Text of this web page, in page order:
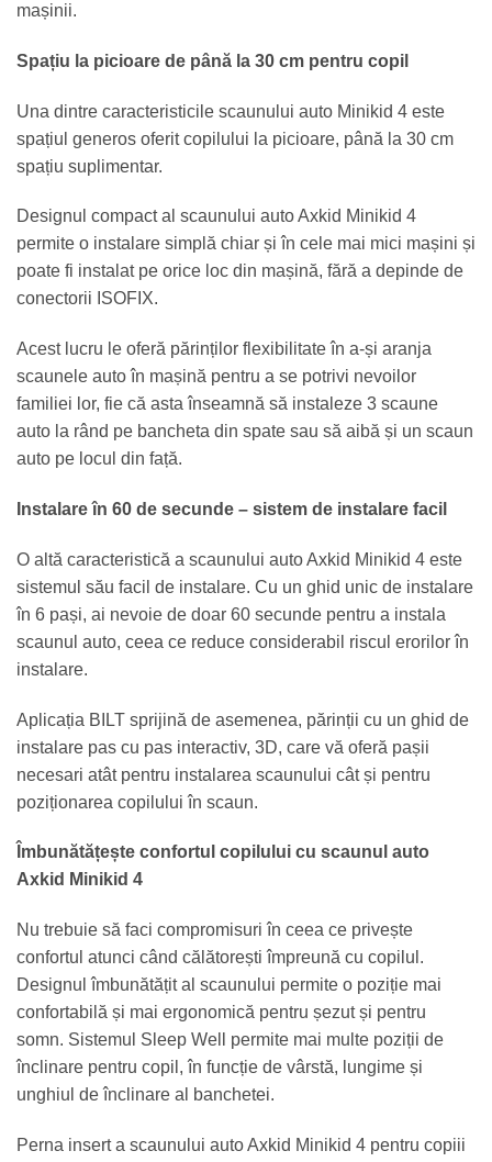
mașinii.
Spațiu la picioare de până la 30 cm pentru copil
Una dintre caracteristicile scaunului auto Minikid 4 este
spațiul generos oferit copilului la picioare, până la 30 cm
spațiu suplimentar.
Designul compact al scaunului auto Axkid Minikid 4
permite o instalare simplă chiar și în cele mai mici mașini și
poate fi instalat pe orice loc din mașină, fără a depinde de
conectorii ISOFIX.
Acest lucru le oferă părinților flexibilitate în a-și aranja
scaunele auto în mașină pentru a se potrivi nevoilor
familiei lor, fie că asta înseamnă să instaleze 3 scaune
auto la rând pe bancheta din spate sau să aibă și un scaun
auto pe locul din față.
Instalare în 60 de secunde – sistem de instalare facil
O altă caracteristică a scaunului auto Axkid Minikid 4 este
sistemul său facil de instalare. Cu un ghid unic de instalare
în 6 pași, ai nevoie de doar 60 secunde pentru a instala
scaunul auto, ceea ce reduce considerabil riscul erorilor în
instalare.
Aplicația BILT sprijină de asemenea, părinții cu un ghid de
instalare pas cu pas interactiv, 3D, care vă oferă pașii
necesari atât pentru instalarea scaunului cât și pentru
poziționarea copilului în scaun.
Îmbunătățește confortul copilului cu scaunul auto
Axkid Minikid 4
Nu trebuie să faci compromisuri în ceea ce privește
confortul atunci când călătorești împreună cu copilul.
Designul îmbunătățit al scaunului permite o poziție mai
confortabilă și mai ergonomică pentru șezut și pentru
somn. Sistemul Sleep Well permite mai multe poziții de
înclinare pentru copil, în funcție de vârstă, lungime și
unghiul de înclinare al banchetei.
Perna insert a scaunului auto Axkid Minikid 4 pentru copiii